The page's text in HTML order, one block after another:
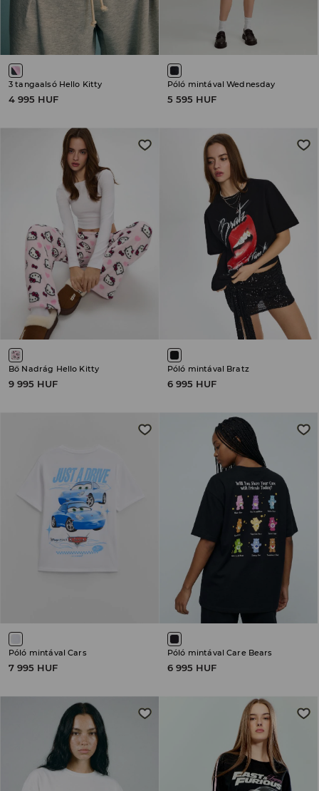
3 tangaalsó Hello Kitty
4 995 HUF
Póló mintával Wednesday
5 595 HUF
Bő Nadrág Hello Kitty
9 995 HUF
Póló mintával Bratz
6 995 HUF
Póló mintával Cars
7 995 HUF
Póló mintával Care Bears
6 995 HUF